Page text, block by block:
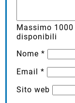
Massimo 1000
disponibili
Nome*
Email*
Sito web